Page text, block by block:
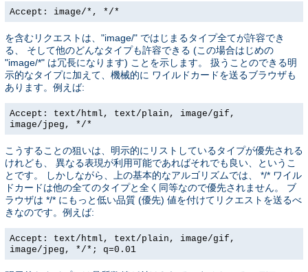
Accept: image/*, */*
を含むリクエストは、"image/" ではじまるタイプ全てが許容でき
る、 そして他のどんなタイプも許容できる (この場合はじめの
"image/*" は冗長になります) ことを示します。 扱うことのできる明
示的なタイプに加えて、機械的に ワイルドカードを送るブラウザも
あります。例えば:
Accept: text/html, text/plain, image/gif,
image/jpeg, */*
こうすることの狙いは、明示的にリストしているタイプが優先される
けれども、 異なる表現が利用可能であればそれでも良い、というこ
とです。 しかしながら、上の基本的なアルゴリズムでは、 */* ワイル
ドカードは他の全てのタイプと全く同等なので優先されません。 ブ
ラウザは */* にもっと低い品質 (優先) 値を付けてリクエストを送るべ
きなのです。例えば:
Accept: text/html, text/plain, image/gif,
image/jpeg, */*; q=0.01